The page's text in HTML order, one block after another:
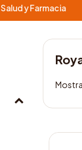
Salud y Farmacia